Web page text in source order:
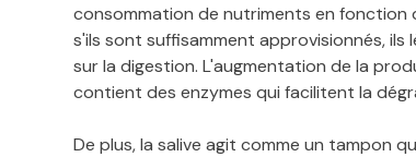
consommation de nutriments en fonction
s'ils sont suffisamment approvisionnés,
sur la digestion. L'augmentation de la
contient des enzymes qui facilitent la
De plus, la salive agit comme un tampon